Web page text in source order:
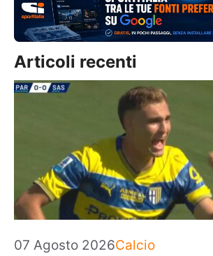
Articoli recenti
07 Agosto 2026Categorie
Calcio